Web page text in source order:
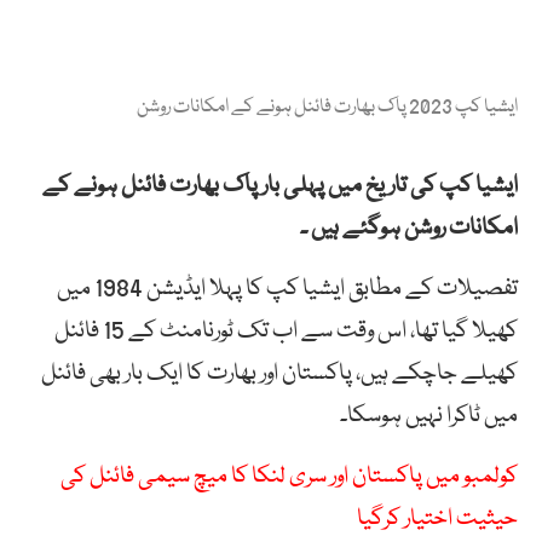
ایشیا کپ 2023 پاک بھارت فائنل ہونے کے امکانات روشن
ایشیا کپ کی تاریخ میں پہلی بار پاک بھارت فائنل ہونے کے
امکانات روشن ہوگئے ہیں ۔
تفصیلات کے مطابق ایشیا کپ کا پہلا ایڈیشن 1984 میں
کھیلا گیا تھا، اس وقت سے اب تک ٹورنامنٹ کے 15 فائنل
کھیلے جاچکے ہیں، پاکستان اور بھارت کا ایک بار بھی فائنل
میں ٹاکرا نہیں ہوسکا۔
کولمبو میں پاکستان اور سری لنکا کا میچ سیمی فائنل کی
حیثیت اختیار کرگیا